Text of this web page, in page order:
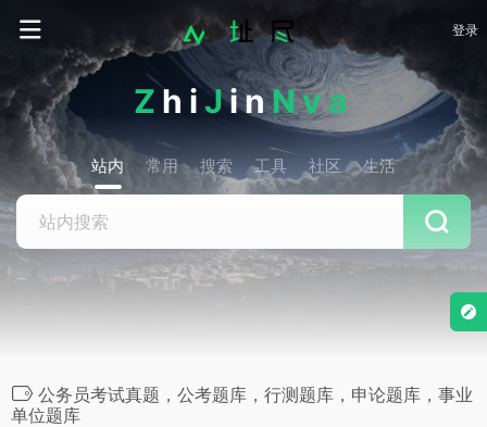
登录
ZhiJinNva
站内 常用 搜索 工具 社区 生活
公务员考试真题，公考题库，行测题库，申论题库，事业
单位题库